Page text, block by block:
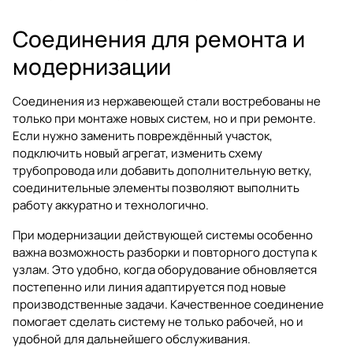
Соединения для ремонта и
модернизации
Соединения из нержавеющей стали востребованы не
только при монтаже новых систем, но и при ремонте.
Если нужно заменить повреждённый участок,
подключить новый агрегат, изменить схему
трубопровода или добавить дополнительную ветку,
соединительные элементы позволяют выполнить
работу аккуратно и технологично.
При модернизации действующей системы особенно
важна возможность разборки и повторного доступа к
узлам. Это удобно, когда оборудование обновляется
постепенно или линия адаптируется под новые
производственные задачи. Качественное соединение
помогает сделать систему не только рабочей, но и
удобной для дальнейшего обслуживания.